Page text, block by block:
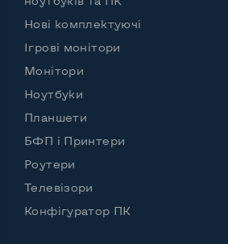
Комплектація: системний блок,
Нові комплектуючі
Ігрові монітори
Монітори
Ноутбуки
Планшети
БФП і Принтери
Роутери
Телевізори
Конфігуратор ПК